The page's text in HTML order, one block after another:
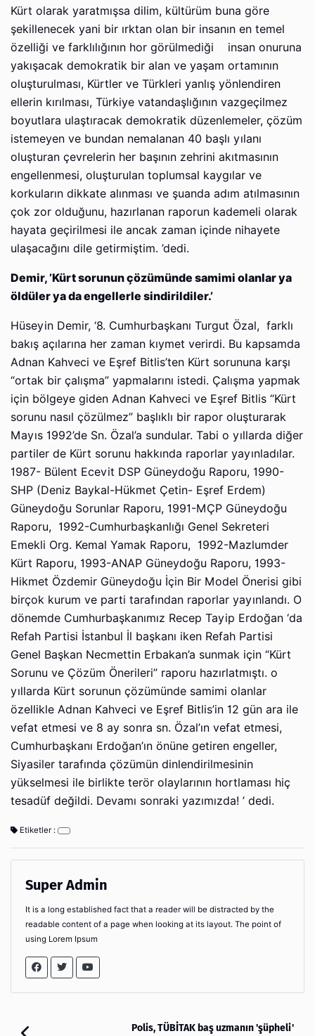
Kürt olarak yaratmışsa dilim, kültürüm buna göre
şekillenecek yani bir ırktan olan bir insanın en temel
özelliği ve farklılığının hor görülmediği insan onuruna
yakışacak demokratik bir alan ve yaşam ortamının
oluşturulması, Kürtler ve Türkleri yanlış yönlendiren
ellerin kırılması, Türkiye vatandaşlığının vazgeçilmez
boyutlara ulaştıracak demokratik düzenlemeler, çözüm
istemeyen ve bundan nemalanan 40 başlı yılanı
oluşturan çevrelerin her başının zehrini akıtmasının
engellenmesi, oluşturulan toplumsal kaygılar ve
korkuların dikkate alınması ve şuanda adım atılmasının
çok zor olduğunu, hazırlanan raporun kademeli olarak
hayata geçirilmesi ile ancak zaman içinde nihayete
ulaşacağını dile getirmiştim. ’dedi.
Demir, ’Kürt sorunun çözümünde samimi olanlar ya
öldüler ya da engellerle sindirildiler.’
Hüseyin Demir, ‘8. Cumhurbaşkanı Turgut Özal, farklı
bakış açılarına her zaman kıymet verirdi. Bu kapsamda
Adnan Kahveci ve Eşref Bitlis’ten Kürt sorununa karşı
“ortak bir çalışma” yapmalarını istedi. Çalışma yapmak
için bölgeye giden Adnan Kahveci ve Eşref Bitlis “Kürt
sorunu nasıl çözülmez” başlıklı bir rapor oluşturarak
Mayıs 1992’de Sn. Özal’a sundular. Tabi o yıllarda diğer
partiler de Kürt sorunu hakkında raporlar yayınladılar.
1987- Bülent Ecevit DSP Güneydoğu Raporu, 1990-
SHP (Deniz Baykal-Hükmet Çetin- Eşref Erdem)
Güneydoğu Sorunlar Raporu, 1991-MÇP Güneydoğu
Raporu, 1992-Cumhurbaşkanlığı Genel Sekreteri
Emekli Org. Kemal Yamak Raporu, 1992-Mazlumder
Kürt Raporu, 1993-ANAP Güneydoğu Raporu, 1993-
Hikmet Özdemir Güneydoğu İçin Bir Model Önerisi gibi
birçok kurum ve parti tarafından raporlar yayınlandı. O
dönemde Cumhurbaşkanımız Recep Tayip Erdoğan ‘da
Refah Partisi İstanbul İl başkanı iken Refah Partisi
Genel Başkan Necmettin Erbakan’a sunmak için “Kürt
Sorunu ve Çözüm Önerileri” raporu hazırlatmıştı. o
yıllarda Kürt sorunun çözümünde samimi olanlar
özellikle Adnan Kahveci ve Eşref Bitlis’in 12 gün ara ile
vefat etmesi ve 8 ay sonra sn. Özal’ın vefat etmesi,
Cumhurbaşkanı Erdoğan’ın önüne getiren engeller,
Siyasiler tarafında çözümün dinlendirilmesinin
yükselmesi ile birlikte terör olaylarının hortlaması hiç
tesadüf değildi. Devamı sonraki yazımızda! ’ dedi.
Etiketler :
Super Admin
It is a long established fact that a reader will be distracted by the
readable content of a page when looking at its layout. The point of
using Lorem Ipsum
Polis, TÜBİTAK baş uzmanın 'şüpheli'